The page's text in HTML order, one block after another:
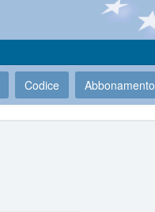
Codice Abbonamento